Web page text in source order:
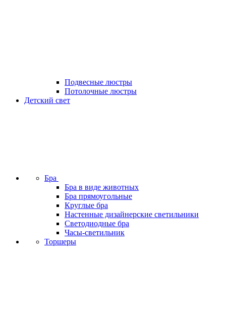
Подвесные люстры
Потолочные люстры
Детский свет
Бра
Бра в виде животных
Бра прямоугольные
Круглые бра
Настенные дизайнерские светильники
Светодиодные бра
Часы-светильник
Торшеры